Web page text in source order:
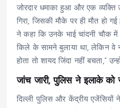
जोरदार धमाका हुआ और एक
गिरा, जिसकी मौके पर ही मौत हो
ने कहा कि उनके भाई चांदनी चौक
किले के सामने बुलाया था, लेकिन वे
होता तो शायद जिंदा नहीं बचता,”
जांच जारी, पुलिस ने इलाके को
दिल्ली पुलिस और केंद्रीय एजेंसियों